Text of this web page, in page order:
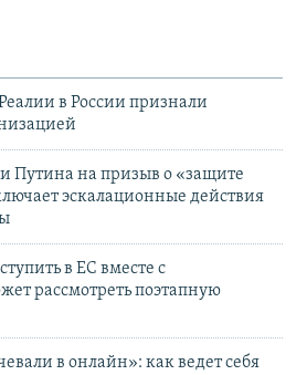
в России признали
Путина на призыв о «защите
эскалационные действия
в ЕС вместе с
рассмотреть поэтапную
в онлайн»: как ведет себя